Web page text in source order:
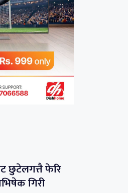
छुटेलगत्तै फेरि
गिरी